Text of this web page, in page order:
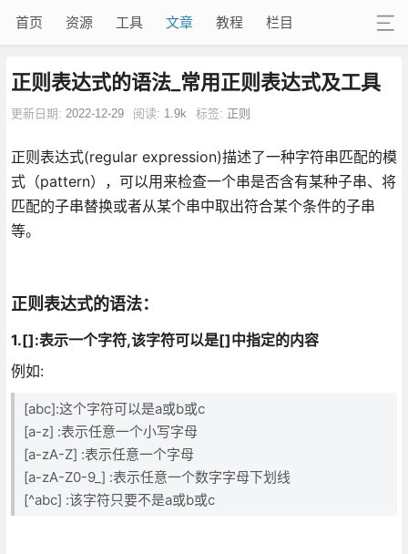
首页 资源 工具 文章 教程 栏目
正则表达式的语法_常用正则表达式及工具
更新日期: 2022-12-29 阅读: 1.9k 标签: 正则
正则表达式(regular expression)描述了一种字符串匹配的模
式（pattern），可以用来检查一个串是否含有某种子串、将
匹配的子串替换或者从某个串中取出符合某个条件的子串
等。
正则表达式的语法：
1.[]:表示一个字符,该字符可以是[]中指定的内容
例如:
[abc]:这个字符可以是a或b或c
[a-z] :表示任意一个小写字母
[a-zA-Z] :表示任意一个字母
[a-zA-Z0-9_] :表示任意一个数字字母下划线
[^abc] :该字符只要不是a或b或c